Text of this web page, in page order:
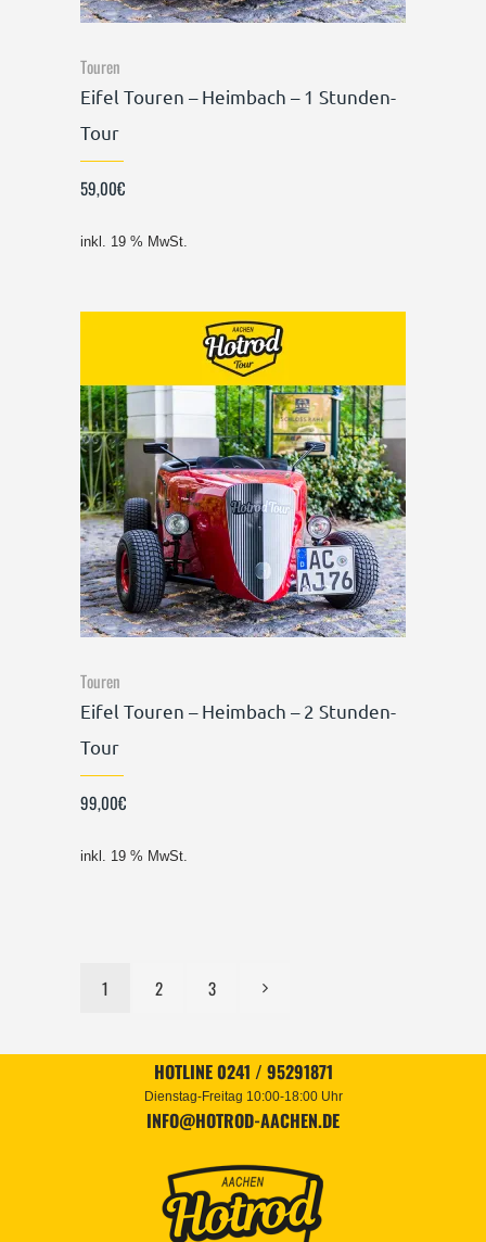
Touren
Eifel Touren – Heimbach – 1 Stunden-
Tour
59,00€
inkl. 19 % MwSt.
Touren
Eifel Touren – Heimbach – 2 Stunden-
Tour
99,00€
inkl. 19 % MwSt.
1 2 3
HOTLINE 0241 / 95291871
Dienstag-Freitag 10:00-18:00 Uhr
INFO@HOTROD-AACHEN.DE